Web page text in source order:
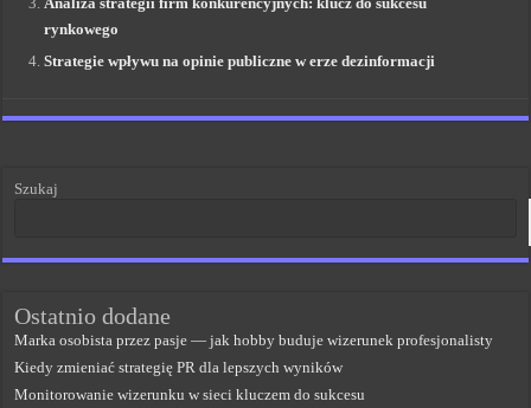
rynkowego
Strategie wpływu na opinie publiczne w erze dezinformacji
Szukaj
Ostatnio dodane
Marka osobista przez pasje — jak hobby buduje wizerunek profesjonalisty
Kiedy zmieniać strategię PR dla lepszych wyników
Monitorowanie wizerunku w sieci kluczem do sukcesu